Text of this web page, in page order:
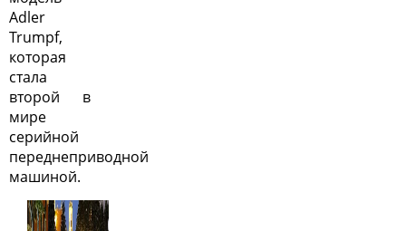
Adler
Trumpf,
которая
стала
второй в
мире
серийной
переднеприводной
машиной.